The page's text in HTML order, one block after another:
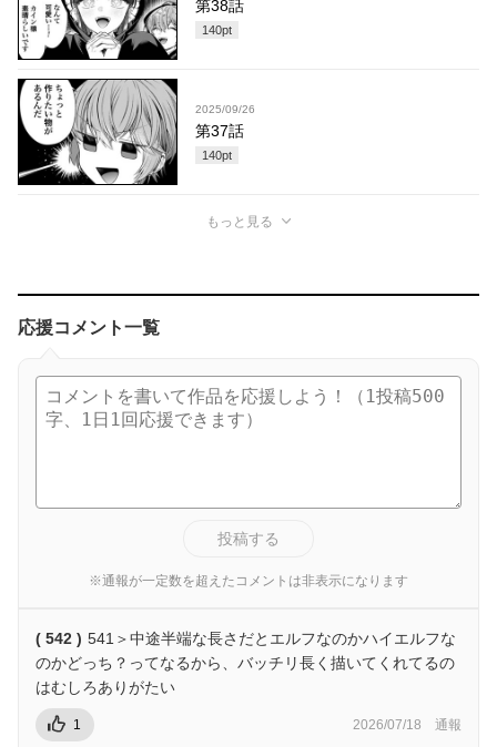
第38話
140pt
2025/09/26
第37話
140pt
もっと見る
応援コメント一覧
投稿する
※通報が一定数を超えたコメントは非表示になります
( 542 ) 541＞中途半端な長さだとエルフなのかハイエルフな
のかどっち？ってなるから、バッチリ長く描いてくれてるの
はむしろありがたい
1 2026/07/18 通報